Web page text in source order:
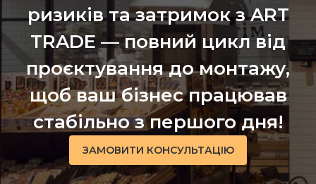
ризиків та затримок з ART
TRADE — повний цикл від
проєктування до монтажу,
щоб ваш бізнес працював
стабільно з першого дня!
ЗАМОВИТИ КОНСУЛЬТАЦІЮ